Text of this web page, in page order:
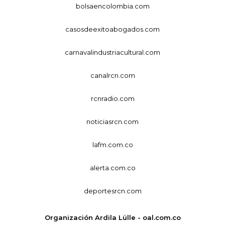
bolsaencolombia.com
casosdeexitoabogados.com
carnavalindustriacultural.com
canalrcn.com
rcnradio.com
noticiasrcn.com
lafm.com.co
alerta.com.co
deportesrcn.com
Organización Ardila Lülle - oal.com.co